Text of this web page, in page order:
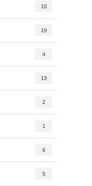
10
19
4
13
2
1
6
5